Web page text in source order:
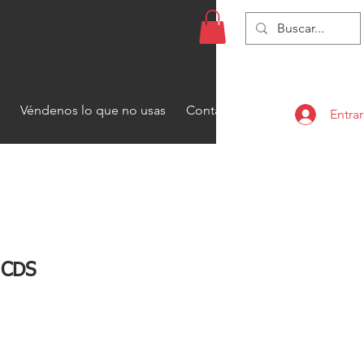
Véndenos lo que no usas Contacto Entrar